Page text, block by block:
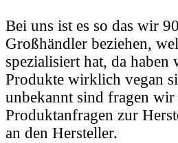
Bei uns ist es so das wir
Großhändler beziehen,
spezialisiert hat, da haben
Produkte wirklich vegan
unbekannt sind fragen
Produktanfragen zur
an den Hersteller.